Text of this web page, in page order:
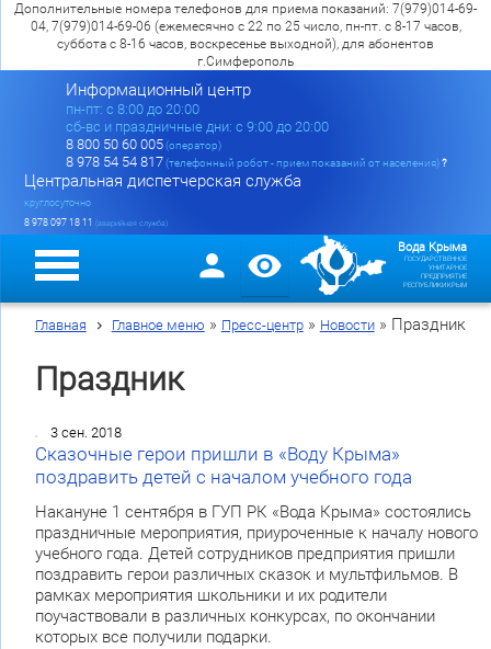
Дополнительные номера телефонов для приема показаний: 7(979)014-69-
04, 7(979)014-69-06 (ежемесячно с 22 по 25 число, пн-пт. с 8-17 часов,
суббота с 8-16 часов, воскресенье выходной), для абонентов
г.Симферополь
Информационный центр
пн-пт: c 8:00 до 20:00
сб-вс и праздничные дни: с 9:00 до 20:00
8 800 50 60 005(оператор)
8 978 54 54 817(телефонный робот - прием показаний от населения)?
Центральная диспетчерская служба
круглосуточно
8 978 097 18 11 (аварийная служба)
Вода Крыма
ГОСУДАРСТВЕННОЕ
УНИТАРНОЕ
ПРЕДПРИЯТИЕ
РЕСПУБЛИКИ КРЫМ
Главная Главное меню » Пресс-центр» Новости» Праздник
Праздник
3 сен. 2018
Сказочные герои пришли в «Воду Крыма»
поздравить детей с началом учебного года
Накануне 1 сентября в ГУП РК «Вода Крыма» состоялись
праздничные мероприятия, приуроченные к началу нового
учебного года. Детей сотрудников предприятия пришли
поздравить герои различных сказок и мультфильмов. В
рамках мероприятия школьники и их родители
поучаствовали в различных конкурсах, по окончании
которых все получили подарки.